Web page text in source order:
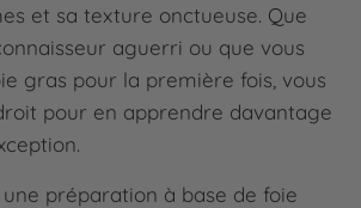
et sa texture onctueuse. Que
aguerri ou que vous
gras pour la première fois, vous
pour en apprendre davantage
préparation à base de foie